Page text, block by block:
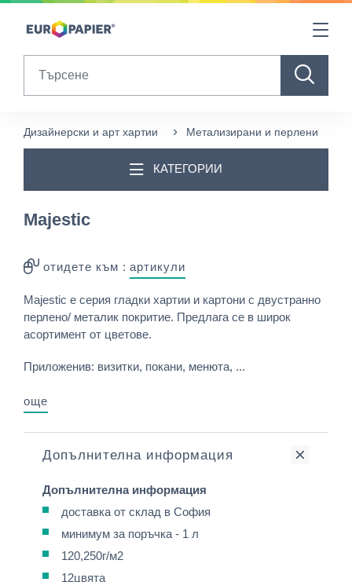
Table Of Content
Продукти в допълнение към този
Дизайнерски и арт хартии Метализирани и перлени
КАТЕГОРИИ
Majestic
отидете към : артикули
Majestic е серия гладки хартии и картони с двустранно
перлено/ металик покритие. Предлага се в широк
асортимент от цветове.
Приложенив: визитки, покани, менюта, ...
още
Допълнителна информация
Допълнителна информация
доставка от склад в София
минимум за поръчка - 1 л
120,250г/м2
12цвята